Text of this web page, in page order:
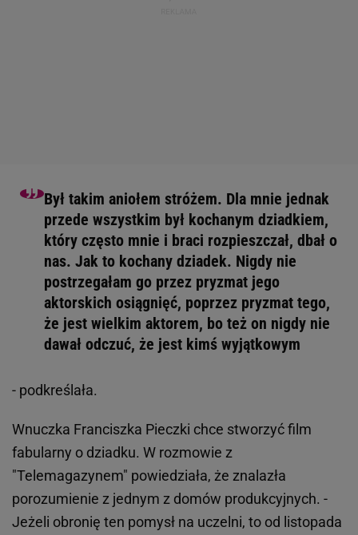
Był takim aniołem stróżem. Dla mnie jednak
przede wszystkim był kochanym dziadkiem,
który często mnie i braci rozpieszczał, dbał o
nas. Jak to kochany dziadek. Nigdy nie
postrzegałam go przez pryzmat jego
aktorskich osiągnięć, poprzez pryzmat tego,
że jest wielkim aktorem, bo też on nigdy nie
dawał odczuć, że jest kimś wyjątkowym
- podkreślała.
Wnuczka Franciszka Pieczki chce stworzyć film
fabularny o dziadku. W rozmowie z
"Telemagazynem" powiedziała, że znalazła
porozumienie z jednym z domów produkcyjnych. -
Jeżeli obronię ten pomysł na uczelni, to od listopada